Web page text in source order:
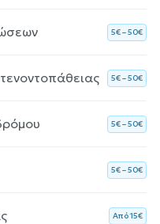
5€ – 50€
5€ – 50€
5€ – 50€
5€ – 50€
Aπό 15€